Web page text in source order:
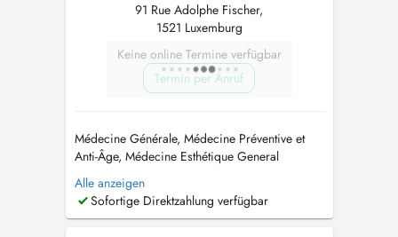
91 Rue Adolphe Fischer,
1521 Luxemburg
Keine online Termine verfügbar
Termin per Anruf
Médecine Générale, Médecine Préventive et
Anti-Âge, Médecine Esthétique General
Medicine, Preventive and Anti-Ageing
Medicine, Aesthetic Medicine (FR) Le
secrétariat ainsi que la ligne téléphonique sont
Alle anzeigen
Sofortige Direktzahlung verfügbar